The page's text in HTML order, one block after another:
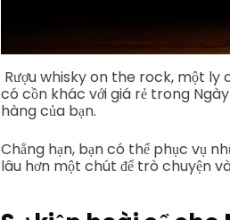
Rượu whisky on the rock, một
có cồn khác với giá rẻ trong
hàng của bạn.
Chẳng hạn, bạn có thể phục vụ
lâu hơn một chút để trò chuyện